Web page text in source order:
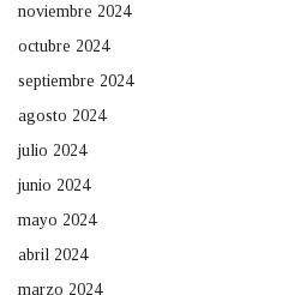
noviembre 2024
octubre 2024
septiembre 2024
agosto 2024
julio 2024
junio 2024
mayo 2024
abril 2024
marzo 2024